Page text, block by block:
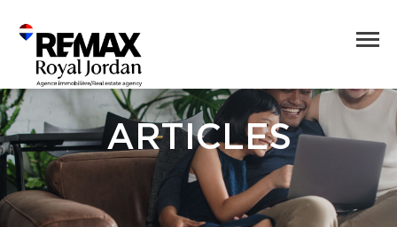
ARTICLES